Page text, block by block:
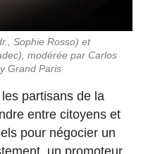
Sophie Rosso) et
modérée par Carlos
Grand Paris
partisans de la
entre citoyens et
pour négocier un
un promoteur